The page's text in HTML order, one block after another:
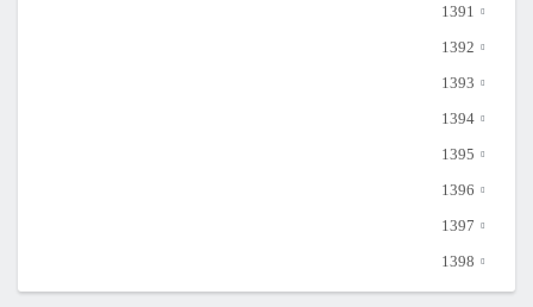
1391
1392
1393
1394
1395
1396
1397
1398